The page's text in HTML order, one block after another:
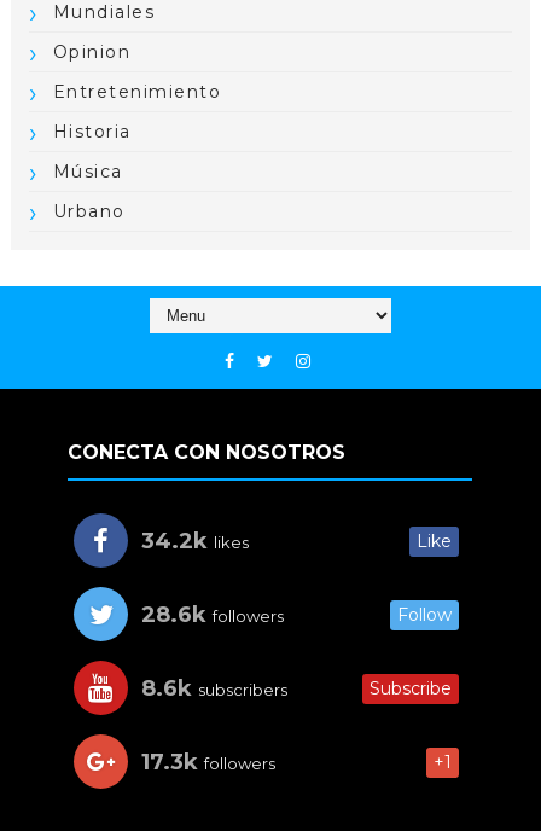
Mundiales
Opinion
Entretenimiento
Historia
Música
Urbano
CONECTA CON NOSOTROS
34.2k likes Like
28.6k followers Follow
8.6k subscribers Subscribe
17.3k followers +1